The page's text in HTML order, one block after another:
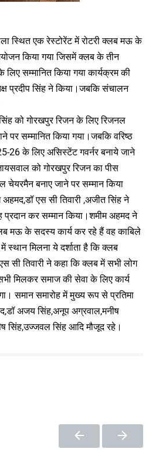
स्थित एक रेस्टोरेंट में रोटरी क्लब मऊ के
किया गया जिसमें क्लब के तीन
लिए सम्मानित किया गया कार्यक्रम की
प्रदीप सिंह ने किया।जबकि संचालन
को गोरखपुर रिजन के लिए रिजनल
पर सम्मानित किया गया।जबकि वरिष्ठ
26 के लिए असिस्टेंट गवर्नर बनाये जाने
को गोरखपुर रिजन का पीस
चेयरमैन बनाए जाने पर सम्मान किया
एस सी तिवारी ,अजीत सिंह ने
कर सम्मान किया।शमीम अहमद ने
मऊ के सदस्य कार्य कर रहे हैं वह काबिले
मिलना ये दर्शाता है कि क्लब
सी तिवारी ने कहा कि क्लब में सभी लोग
मिलकर समाज की सेवा के लिए कार्य
समान समारोह में मुख्य रूप से प्रतिमा
अजय सिंह,अनूप अग्रवाल,मनीष
सिंह,उज्जवल सिंह आदि मौजूद रहे।